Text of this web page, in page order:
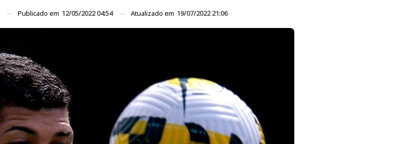
Publicado em 12/05/2022 04:54 Atualizado em 19/07/2022 21:06